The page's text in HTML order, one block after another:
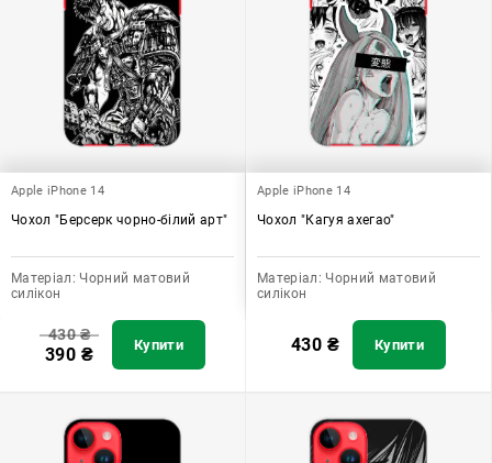
Apple iPhone 14
Чохол "Берсерк чорно-білий арт"
Матеріал: Чорний матовий
силікон
430₴
390 ₴ Купити
Apple iPhone 14
Чохол "Кагуя ахегао"
Матеріал: Чорний матовий
силікон
430 ₴ Купити